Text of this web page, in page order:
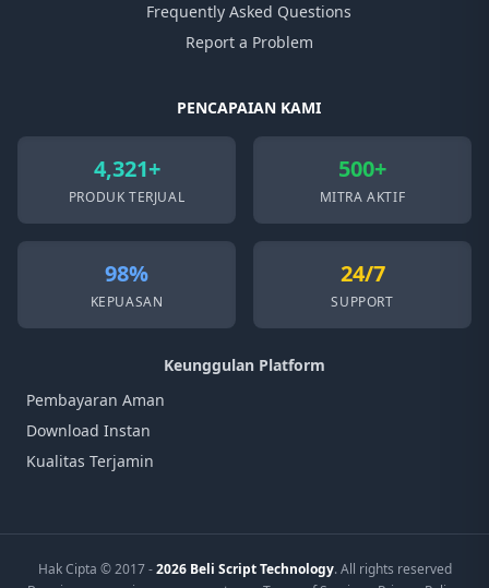
Frequently Asked Questions
Report a Problem
PENCAPAIAN KAMI
4,321+
PRODUK TERJUAL
500+
MITRA AKTIF
98%
KEPUASAN
24/7
SUPPORT
Keunggulan Platform
Pembayaran Aman
Download Instan
Kualitas Terjamin
Hak Cipta © 2017 -2026 Beli Script Technology. All rights reserved